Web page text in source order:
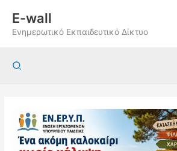
περιεχόμενο
E-wall
Ενημερωτικό Εκπαιδευτικό Δίκτυο
Αναζήτηση